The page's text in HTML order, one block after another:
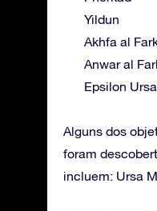
Yildun
Akhfa al
Anwar al
Epsilon
Alguns dos
foram
incluem: Ursa